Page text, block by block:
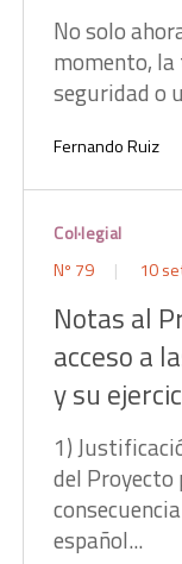
No solo
momento,
seguridad o
Fernando Ruiz
Col·legial
Nº 79
10
Notas al
acceso a
y su
1)
del
español...